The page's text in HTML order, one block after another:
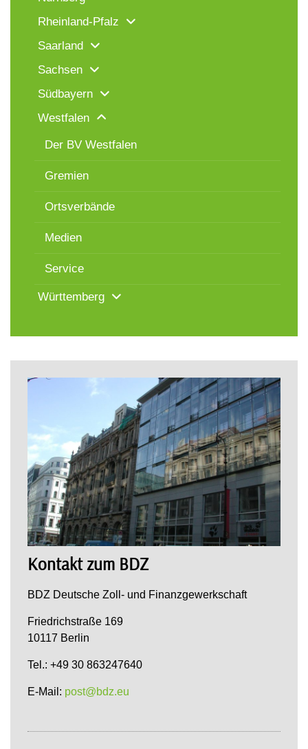
Rheinland-Pfalz
Saarland
Sachsen
Südbayern
Westfalen
Der BV Westfalen
Gremien
Ortsverbände
Medien
Service
Württemberg
Kontakt zum BDZ
BDZ Deutsche Zoll- und Finanzgewerkschaft
Friedrichstraße 169
10117 Berlin
Tel.: +49 30 863247640
E-Mail: post@bdz.eu